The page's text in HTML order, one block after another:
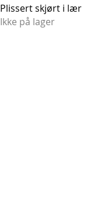
Hurtigvisning
Plissert skjørt i lær
Ikke på lager